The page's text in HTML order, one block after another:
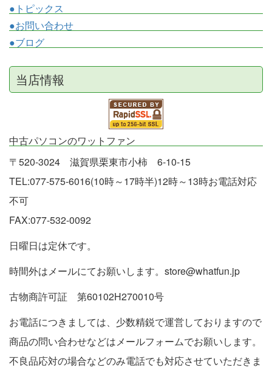
●トピックス
●お問い合わせ
●ブログ
当店情報
中古パソコンのワットファン
〒520-3024 滋賀県栗東市小柿 6-10-15
TEL:077-575-6016(10時～17時半)12時～13時お電話対応
不可
FAX:077-532-0092
日曜日は定休です。
時間外はメールにてお願いします。store@whatfun.jp
古物商許可証 第60102H270010号
お電話につきましては、少数精鋭で運営しておりますので
商品の問い合わせなどはメールフォームでお願いします。
不良品応対の場合などのみ電話でも対応させていただきま